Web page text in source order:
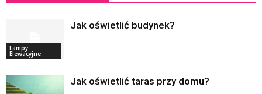
Lampy
Elewacyjne
Jak oświetlić budynek?
Jak oświetlić taras przy domu?